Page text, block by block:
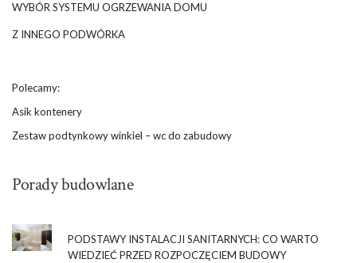
WYBÓR SYSTEMU OGRZEWANIA DOMU
Z INNEGO PODWÓRKA
Polecamy:
Asik kontenery
Zestaw podtynkowy winkiel – wc do zabudowy
Porady budowlane
PODSTAWY INSTALACJI SANITARNYCH: CO WARTO
WIEDZIEĆ PRZED ROZPOCZĘCIEM BUDOWY